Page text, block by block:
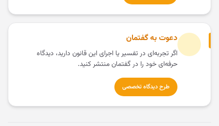
دعوت به گفتمان
اگر تجربه‌ای در تفسیر یا اجرای این قانون دارید، دیدگاه
حرفه‌ای خود را در گفتمان منتشر کنید.
طرح دیدگاه تخصصی